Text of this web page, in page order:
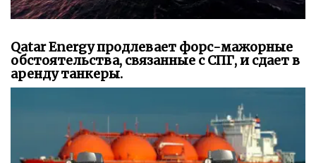
Qatar Energy продлевает форс-мажорные
обстоятельства, связанные с СПГ, и сдает в
аренду танкеры.